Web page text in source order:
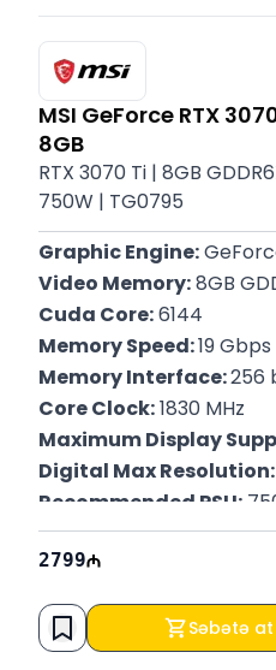
MSI GeForce RTX
8GB
RTX 3070 Ti | 8GB
750W | TG0795
Graphic Engine:
Video Memory: 8GB
Cuda Core: 6144
Memory Speed: 19 Gbps
Memory Interface: 256
Core Clock: 1830 MHz
Maximum Display
Digital Max Resolution:
Recommended PSU:
Power Connectors: 2x
Zəmanət:
2799
Səbətə at